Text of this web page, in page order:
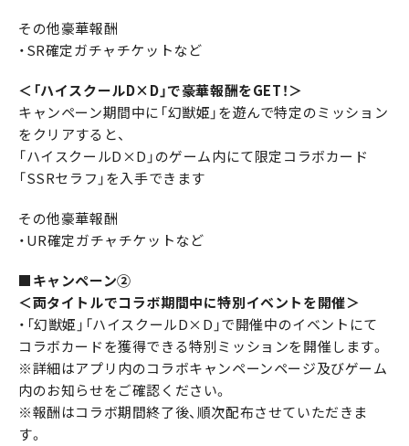
その他豪華報酬
・SR確定ガチャチケットなど
＜「ハイスクールD×D」で豪華報酬をGET！＞
キャンペーン期間中に「幻獣姫」を遊んで特定のミッション
をクリアすると、
「ハイスクールD×D」のゲーム内にて限定コラボカード
「SSRセラフ」を入手できます
その他豪華報酬
・UR確定ガチャチケットなど
■キャンペーン②
＜両タイトルでコラボ期間中に特別イベントを開催＞
・「幻獣姫」「ハイスクールD×D」で開催中のイベントにて
コラボカードを獲得できる特別ミッションを開催します。
※詳細はアプリ内のコラボキャンペーンページ及びゲーム
内のお知らせをご確認ください。
※報酬はコラボ期間終了後、順次配布させていただきま
す。